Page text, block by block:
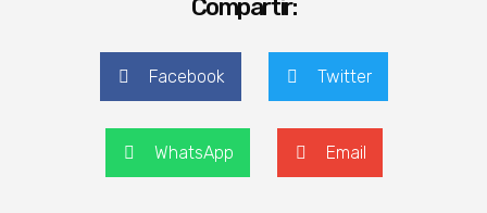
Compartir:
Facebook Twitter
WhatsApp Email